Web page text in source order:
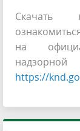
Скачать
на
https://